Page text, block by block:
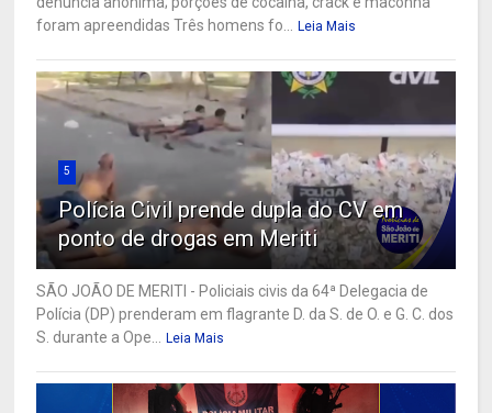
foram apreendidas Três homens fo...
Leia Mais
5
Polícia Civil prende dupla do CV em
ponto de drogas em Meriti
SÃO JOÃO DE MERITI - Policiais civis da 64ª Delegacia de
Polícia (DP) prenderam em flagrante D. da S. de O. e G. C. dos
S. durante a Ope...
Leia Mais